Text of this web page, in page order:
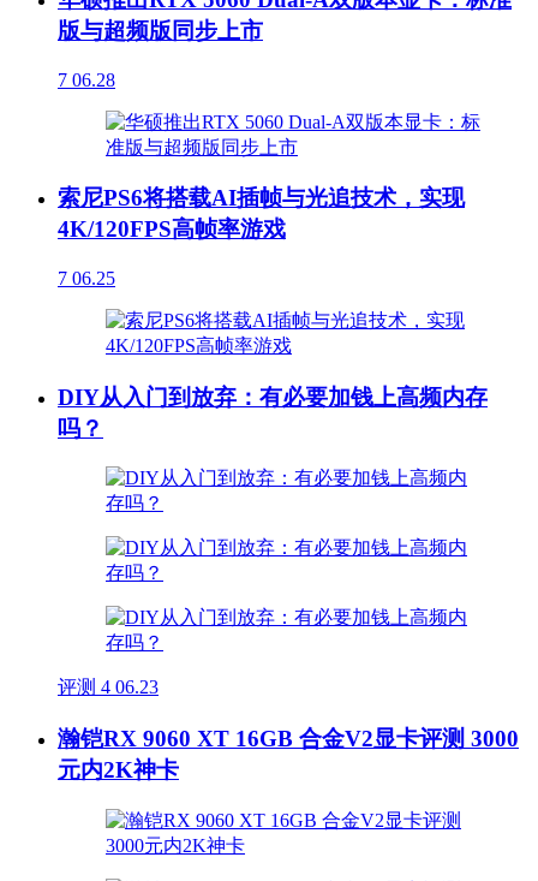
版与超频版同步上市
7 06.28
索尼PS6将搭载AI插帧与光追技术，实现
4K/120FPS高帧率游戏
7 06.25
DIY从入门到放弃：有必要加钱上高频内存
吗？
评测 4 06.23
瀚铠RX 9060 XT 16GB 合金V2显卡评测 3000
元内2K神卡